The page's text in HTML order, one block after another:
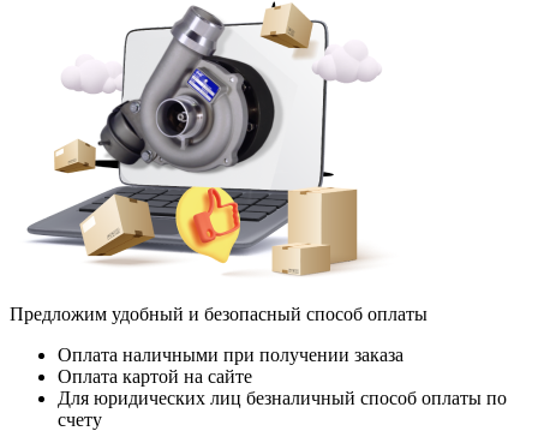
Предложим удобный и безопасный способ оплаты
Оплата наличными при получении заказа
Оплата картой на сайте
Для юридических лиц безналичный способ оплаты по
счету